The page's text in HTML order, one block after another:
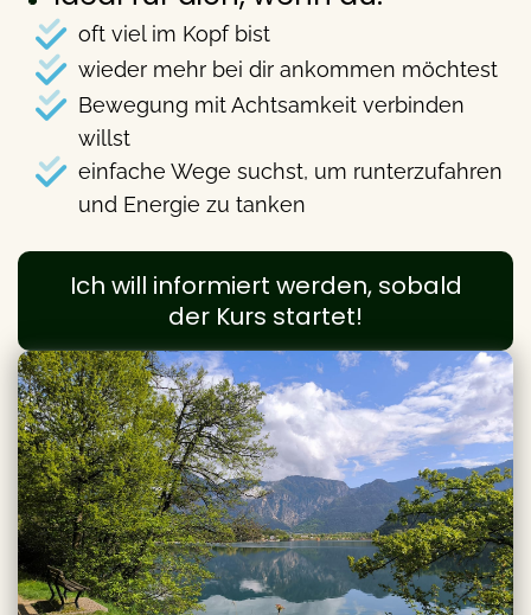
oft viel im Kopf bist
wieder mehr bei dir ankommen möchtest
Bewegung mit Achtsamkeit verbinden
willst
einfache Wege suchst, um runterzufahren
und Energie zu tanken
Ich will informiert werden, sobald
der Kurs startet!